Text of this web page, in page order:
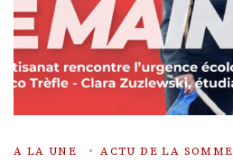
A LA UNE ACTU DE LA SOMME